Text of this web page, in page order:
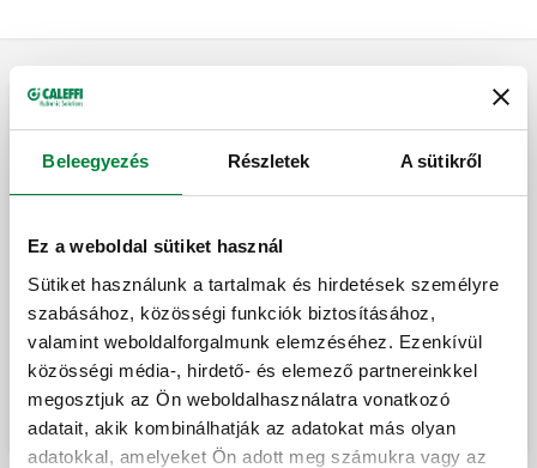
Beleegyezés Részletek A sütikről
Ez a weboldal sütiket használ
Sütiket használunk a tartalmak és hirdetések személyre
szabásához, közösségi funkciók biztosításához,
valamint weboldalforgalmunk elemzéséhez. Ezenkívül
közösségi média-, hirdető- és elemező partnereinkkel
megosztjuk az Ön weboldalhasználatra vonatkozó
adatait, akik kombinálhatják az adatokat más olyan
adatokkal, amelyeket Ön adott meg számukra vagy az
Biztonsági tehermentesítő szelep
háztartási vízrendszerekhez.